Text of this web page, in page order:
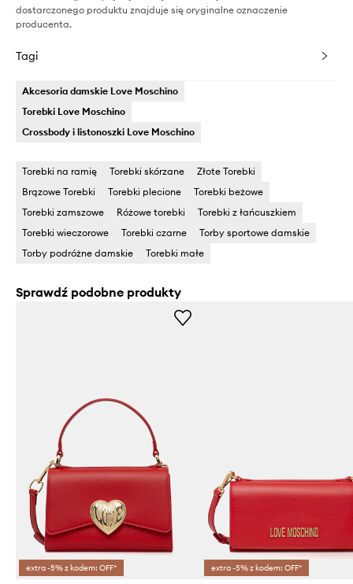
dostarczonego produktu znajduje się oryginalne oznaczenie
producenta.
Tagi
Akcesoria damskie Love Moschino
Torebki Love Moschino
Crossbody i listonoszki Love Moschino
Torebki na ramię Torebki skórzane
Złote Torebki
Brązowe Torebki
Torebki plecione
Torebki beżowe
Torebki zamszowe
Różowe torebki
Torebki z łańcuszkiem
Torebki wieczorowe
Torebki czarne
Torby sportowe damskie
Torby podróżne damskie
Torebki małe
Sprawdź podobne produkty
extra -5% z kodem: OFF* extra -5% z kodem: OFF*